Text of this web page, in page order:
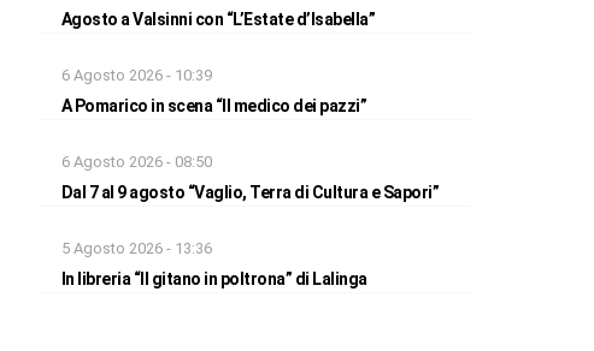
Agosto a Valsinni con “L’Estate d’Isabella”
6 Agosto 2026 - 10:39
A Pomarico in scena “Il medico dei pazzi”
6 Agosto 2026 - 08:50
Dal 7 al 9 agosto “Vaglio, Terra di Cultura e Sapori”
5 Agosto 2026 - 13:36
In libreria “Il gitano in poltrona” di Lalinga